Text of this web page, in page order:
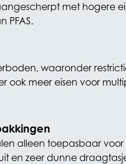
met hogere
PFAS.
waaronder
ook meer eisen voor
alleen toepasbaar
en zeer dunne